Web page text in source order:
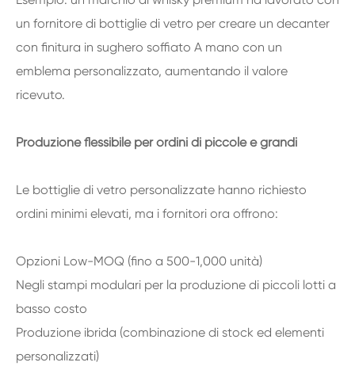
un fornitore di bottiglie di vetro per creare un decanter
con finitura in sughero soffiato A mano con un
emblema personalizzato, aumentando il valore
ricevuto.
Produzione flessibile per ordini di piccole e grandi
Le bottiglie di vetro personalizzate hanno richiesto
ordini minimi elevati, ma i fornitori ora offrono:
Opzioni Low-MOQ (fino a 500-1,000 unità)
Negli stampi modulari per la produzione di piccoli lotti a
basso costo
Produzione ibrida (combinazione di stock ed elementi
personalizzati)